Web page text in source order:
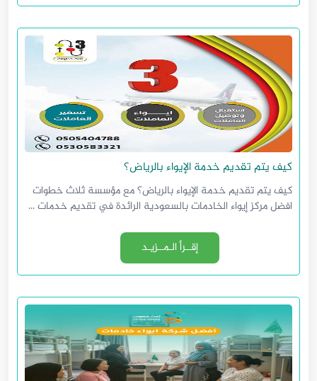
كيف يتم تقديم خدمة الإيواء بالرياض؟
كيف يتم تقديم خدمة الإيواء بالرياض؟ مع مؤسسة ثلاث خطوات
افضل مركز إيواء الخادمات بالسعودية الرائدة في تقديم خدمات ...
إقــرأ الـمــزيـد